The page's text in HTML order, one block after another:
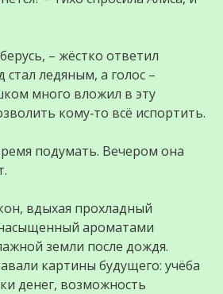
– жёстко ответил
стал ледяным, а голос –
много вложил в эту
кому‑то всё испортить.
подумать. Вечером она
вдыхая прохладный
ароматами
земли после дождя.
картины будущего: учёба
денег, возможность